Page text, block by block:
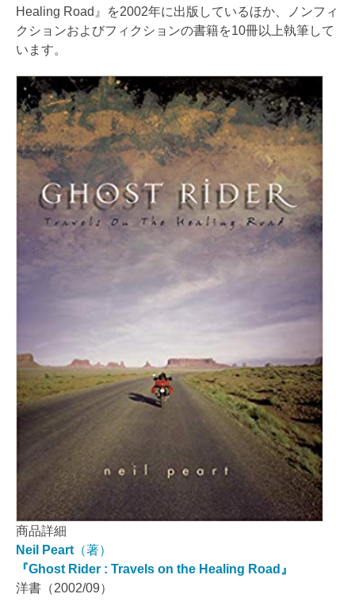
Healing Road』を2002年に出版しているほか、ノンフィ
クションおよびフィクションの書籍を10冊以上執筆して
います。
商品詳細
Neil Peart （著）
『Ghost Rider : Travels on the Healing Road』
洋書（2002/09）